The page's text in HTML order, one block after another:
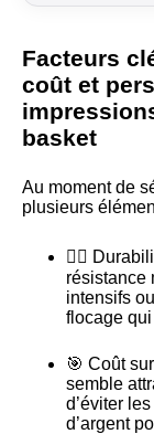
Facteurs
coût et
basket
Au moment de
plusieurs
🤾‍♂️
résistance
intensifs
flocage
🎯 Coût
semble
d’éviter
d’argent